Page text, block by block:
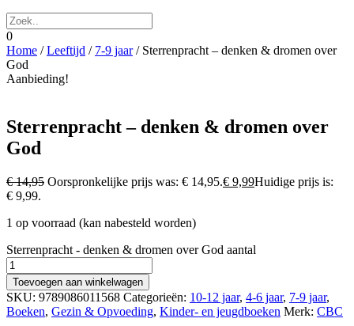
0
Home /Leeftijd / 7-9 jaar/ Sterrenpracht – denken & dromen over
God
Aanbieding!
Sterrenpracht – denken & dromen over
God
€14,95 Oorspronkelijke prijs was: € 14,95.€ 9,99Huidige prijs is:
€ 9,99.
1 op voorraad (kan nabesteld worden)
Sterrenpracht - denken & dromen over God aantal
Toevoegen aan winkelwagen
SKU: 9789086011568 Categorieën: 10-12 jaar, 4-6 jaar, 7-9 jaar,
Boeken, Gezin & Opvoeding, Kinder- en jeugdboeken Merk: CBC